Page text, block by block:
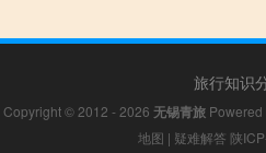
旅行知识
Copyright © 2012 - 2026 无锡青旅 Powered
地图 | 疑难解答 陕